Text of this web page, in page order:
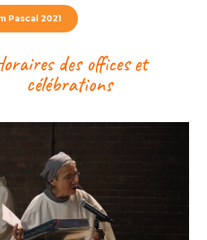
Pascal 2021
des offices et
célébrations